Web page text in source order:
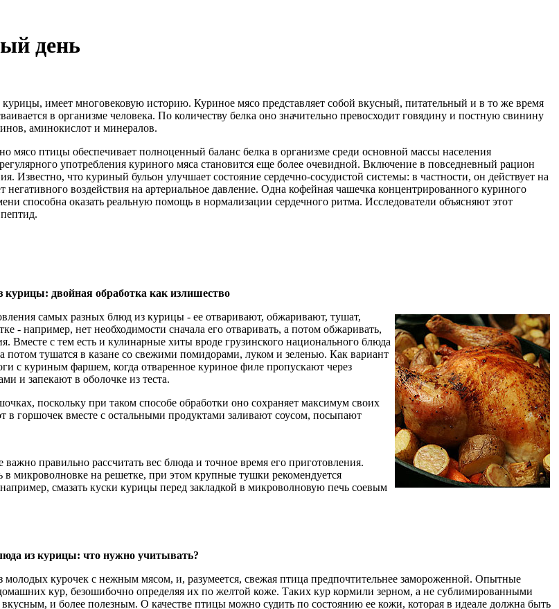
день
имеет многовековую историю. Куриное мясо представляет собой вкусный, питательный и в то же время
в организме человека. По количеству белка оно значительно превосходит говядину и постную свинину
аминокислот и минералов.
мясо птицы обеспечивает полноценный баланс белка в организме среди основной массы населения
употребления куриного мяса становится еще более очевидной. Включение в повседневный рацион
Известно, что куриный бульон улучшает состояние сердечно-сосудистой системы: в частности, он действует на
воздействия на артериальное давление. Одна кофейная чашечка концентрированного куриного
способна оказать реальную помощь в нормализации сердечного ритма. Исследователи объясняют этот
курицы: двойная обработка как излишество
самых разных блюд из курицы - ее отваривают, обжаривают, тушат,
- например, нет необходимости сначала его отваривать, а потом обжаривать,
Вместе с тем есть и кулинарные хиты вроде грузинского национального блюда
потом тушатся в казане со свежими помидорами, луком и зеленью. Как вариант
с куриным фаршем, когда отваренное куриное филе пропускают через
и запекают в оболочке из теста.
поскольку при таком способе обработки оно сохраняет максимум своих
горшочек вместе с остальными продуктами заливают соусом, посыпают
правильно рассчитать вес блюда и точное время его приготовления.
в микроволновке на решетке, при этом крупные тушки рекомендуется
смазать куски курицы перед закладкой в микроволновую печь соевым
из курицы: что нужно учитывать?
курочек с нежным мясом, и, разумеется, свежая птица предпочтительнее замороженной. Опытные
кур, безошибочно определяя их по желтой коже. Таких кур кормили зерном, а не сублимированными
и более полезным. О качестве птицы можно судить по состоянию ее кожи, которая в идеале должна быть